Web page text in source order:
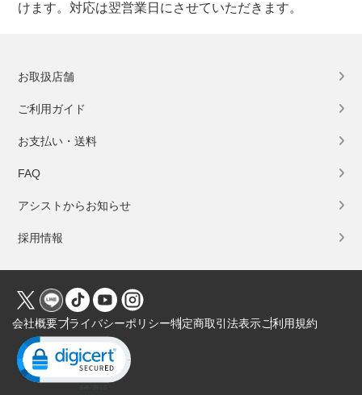
けます。対応は翌営業日にさせていただきます。
お取扱店舗
ご利用ガイド
お支払い・送料
FAQ
アシストからお知らせ
採用情報
会社概要プライバシーポリシー特定商取引法表示ご利用規約
Click to open certificate verification popup